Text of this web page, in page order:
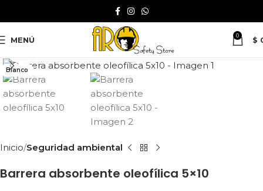
MENÚ 0 $
Blanco
Clic para ampliar
Inicio Seguridad ambiental
Barrera absorbente oleofílica 5×10